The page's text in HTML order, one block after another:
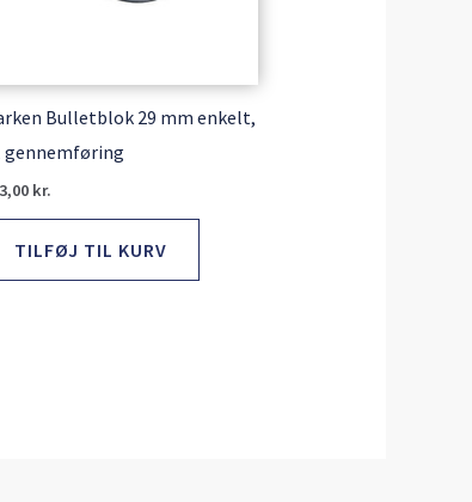
Bulletblok 29 mm enkelt,
kr.
TILFØJ TIL KURV